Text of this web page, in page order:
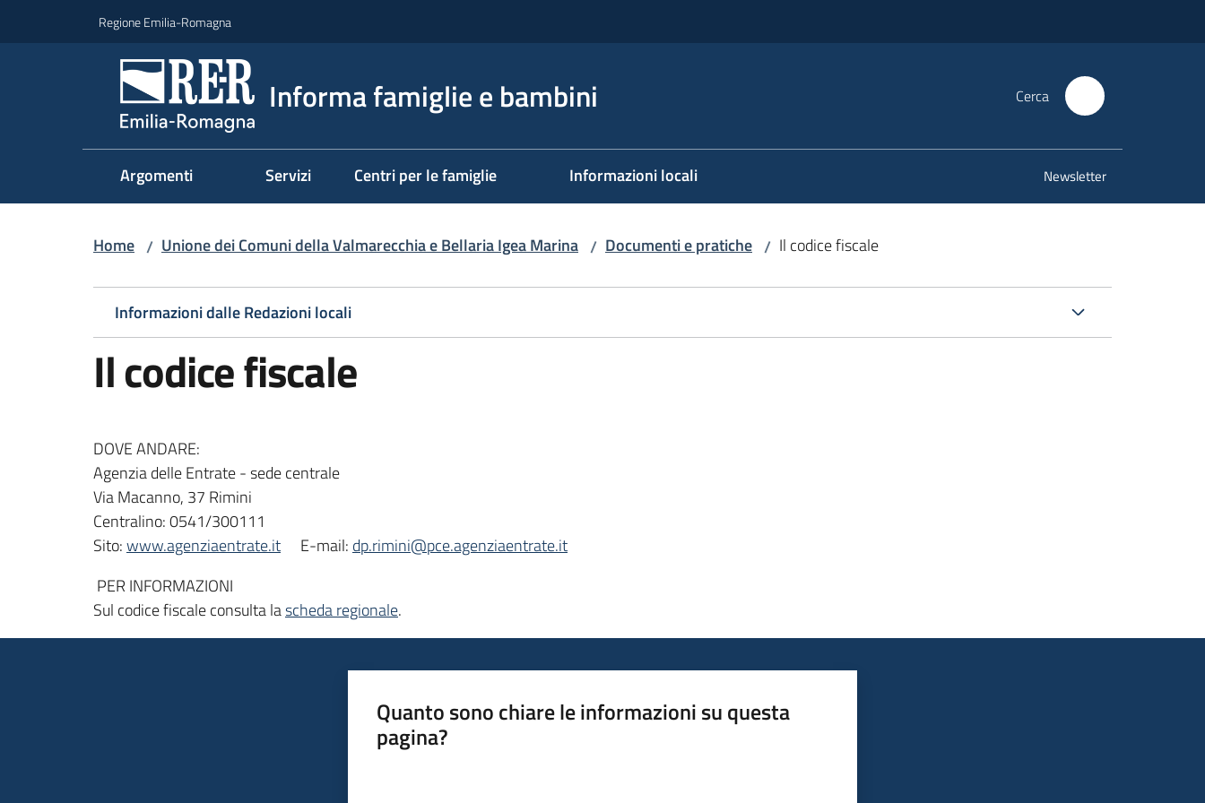
Regione Emilia-Romagna
Informa famiglie e bambini Cerca
Argomenti Servizi Centri per le famiglie Informazioni locali Newsletter
Home / Unione dei Comuni della Valmarecchia e Bellaria Igea Marina / Documenti e pratiche / Il codice fiscale
Informazioni dalle Redazioni locali
Il codice fiscale
DOVE ANDARE:
Agenzia delle Entrate - sede centrale
Via Macanno, 37 Rimini
Centralino: 0541/300111
Sito:www.agenziaentrate.it E-mail: dp.rimini@pce.agenziaentrate.it
PER INFORMAZIONI
Sul codice fiscale consulta lascheda regionale.
Quanto sono chiare le informazioni su questa
pagina?